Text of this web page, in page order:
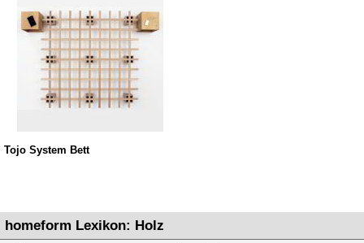
Tojo System Bett
homeform Lexikon: Holz